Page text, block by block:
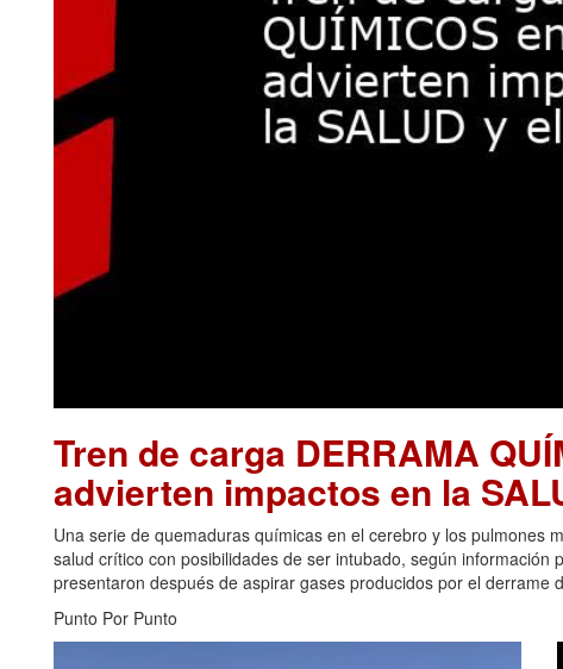
Tren de carga DERRAMA
advierten impactos en la
Una serie de quemaduras químicas en el cerebro y los pulmones
salud crítico con posibilidades de ser intubado, según
presentaron después de aspirar gases producidos por el derrame
Punto Por Punto